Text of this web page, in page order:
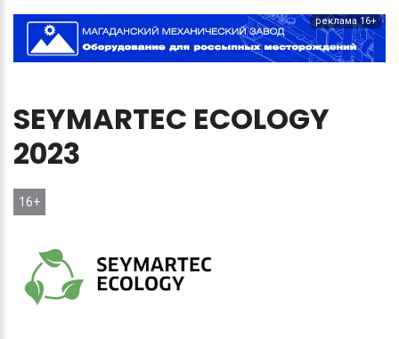
реклама 16+
SEYMARTEC ECOLOGY
2023
16+